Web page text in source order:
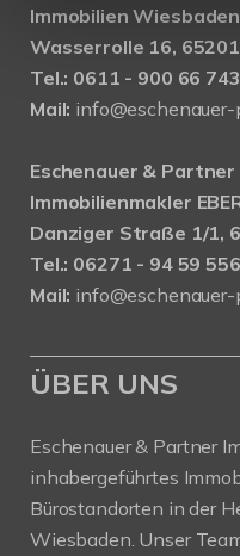
Immobilien Wiesbaden
Wasserrolle 16,
Tel.: 0611 - 900 66 743
Mail:
Eschenauer & Partner
Immobilienmakler
Danziger Straße 1/1,
Tel.: 06271 - 94 59 556
Mail:
ÜBER UNS
Eschenauer & Partner
inhabergeführtes
Bürostandorten in der
Wiesbaden. Unser